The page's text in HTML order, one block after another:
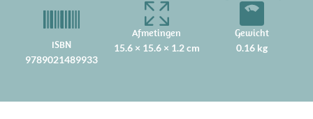
ISBN
9789021489933
Afmetingen
15.6 × 15.6 × 1.2 cm
Gewicht
0.16 kg